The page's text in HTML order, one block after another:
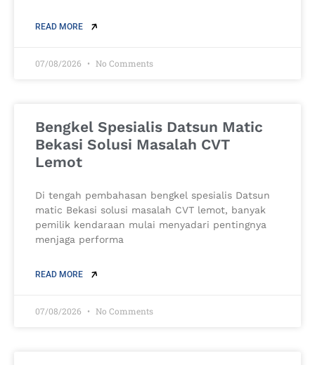
READ MORE
07/08/2026 No Comments
Bengkel Spesialis Datsun Matic
Bekasi Solusi Masalah CVT
Lemot
Di tengah pembahasan bengkel spesialis Datsun
matic Bekasi solusi masalah CVT lemot, banyak
pemilik kendaraan mulai menyadari pentingnya
menjaga performa
READ MORE
07/08/2026 No Comments